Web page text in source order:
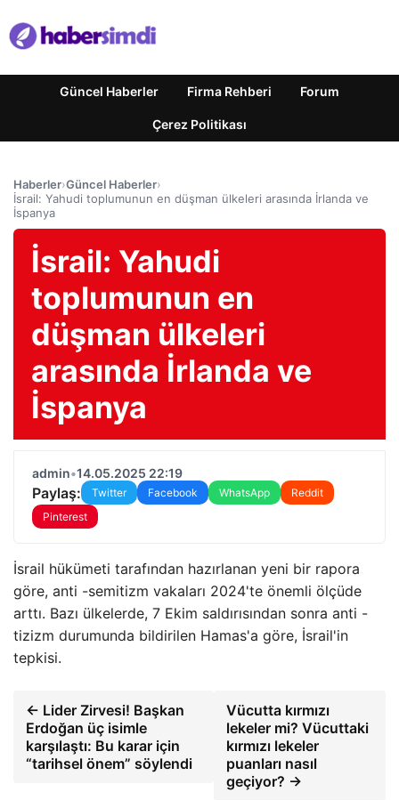
Güncel Haberler Firma Rehberi Forum
Çerez Politikası
Haberler›Güncel Haberler›
İsrail: Yahudi toplumunun en düşman ülkeleri arasında İrlanda ve
İspanya
İsrail: Yahudi
toplumunun en
düşman ülkeleri
arasında İrlanda ve
İspanya
admin•14.05.2025 22:19
Paylaş: Twitter Facebook WhatsApp
Reddit
Pinterest
İsrail hükümeti tarafından hazırlanan yeni bir rapora
göre, anti -semitizm vakaları 2024'te önemli ölçüde
arttı. Bazı ülkelerde, 7 Ekim saldırısından sonra anti -
tizizm durumunda bildirilen Hamas'a göre, İsrail'in
tepkisi.
← Lider Zirvesi! Başkan
Erdoğan üç isimle
karşılaştı: Bu karar için
“tarihsel önem” söylendi
Vücutta kırmızı
lekeler mi? Vücuttaki
kırmızı lekeler
puanları nasıl
geçiyor? →